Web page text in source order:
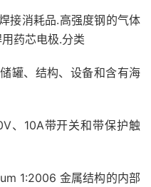
接消耗品.高强度钢的气体
药芯电极.分类
罐、结构、设备和含有海
、10A带开关和带保护触
1:2006 金属结构的内部